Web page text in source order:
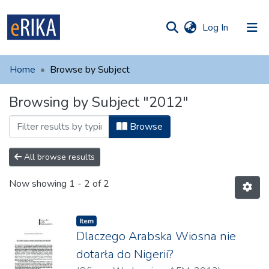
Log In (current)
UAFM
For authors
Help
Contact
Home Browse by Subject
Browsing by Subject "2012"
Browse
All browse results
Now showing 1 - 2 of 2
Item
Dlaczego Arabska Wiosna nie
dotarła do Nigerii?